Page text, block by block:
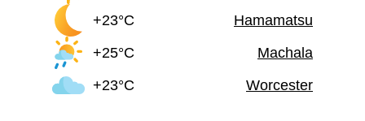
+23°C
Hamamatsu
+25°C
Machala
+23°C
Worcester